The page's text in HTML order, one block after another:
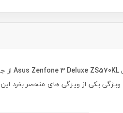
Asus Zenfone 3 Deluxe ZS570KL از
یکی از ویژگی های منحصر